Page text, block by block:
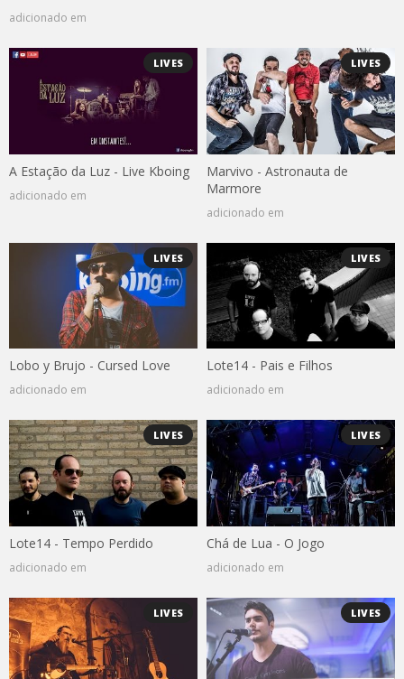
adicionado em
LIVES
A Estação da Luz - Live Kboing
adicionado em
LIVES
Marvivo - Astronauta de
Marmore
adicionado em
LIVES
Lobo y Brujo - Cursed Love
adicionado em
LIVES
Lote14 - Pais e Filhos
adicionado em
LIVES
Lote14 - Tempo Perdido
adicionado em
LIVES
Chá de Lua - O Jogo
adicionado em
LIVES LIVES